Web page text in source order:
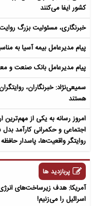
کشور ایفا می‌کنند
خبرنگاری، مسئولیت بزرگ
پیام مدیرعامل بیمه آسیا به
پیام مدیرعامل بانک صنعت و
سمیعی‌نژاد: خبرنگاران،
هستند
امروز رسانه به یکی از
اجتماعی و حکمرانی کارآمد
روایتگر واقعیت‌ها، پاسدار
پربازدید ها
آمریکا: هدف زیرساخت‌های
اسرائیل را می‌زنیم!